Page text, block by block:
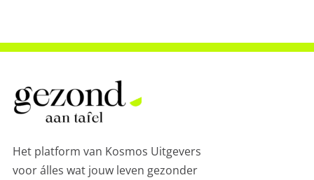
Het platform van Kosmos Uitgevers
voor álles wat jouw leven gezonder